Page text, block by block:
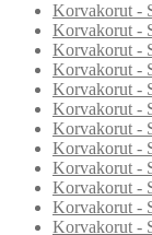
Korvakorut -
Korvakorut -
Korvakorut -
Korvakorut -
Korvakorut -
Korvakorut -
Korvakorut -
Korvakorut -
Korvakorut -
Korvakorut -
Korvakorut -
Korvakorut -